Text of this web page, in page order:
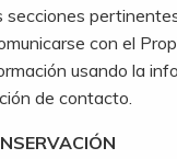
secciones
con el
usando la
de contacto.